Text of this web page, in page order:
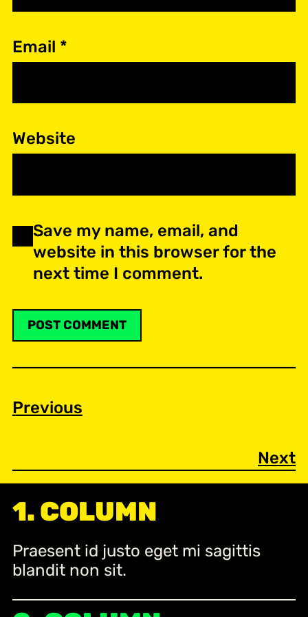
Email *
Website
Save my name, email, and
website in this browser for the
next time I comment.
Previous
Next
1. COLUMN
Praesent id justo eget mi sagittis
blandit non sit.